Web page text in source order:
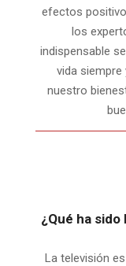
efectos
los
indispensable
vida siempre
nuestro
¿Qué ha
La televisión